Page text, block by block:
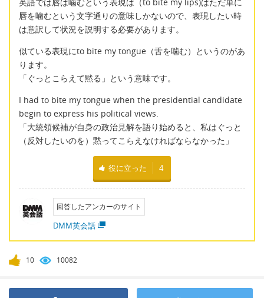
唇を噛むという文字通りの意味しかないので、表現したい時
は意訳して状況を説明する必要があります。
似ている表現にto bite my tongue（舌を噛む）というのがあ
ります。
「ぐっとこらえて黙る」という意味です。
I had to bite my tongue when the presidential candidate
begin to express his political views.
「大統領候補が自身の政治見解を語り始めると、私はぐっと
（反対したいのを）黙ってこらえなければならなかった」
役に立った 4
回答したアンカーのサイト
DMM英会話
10 10082